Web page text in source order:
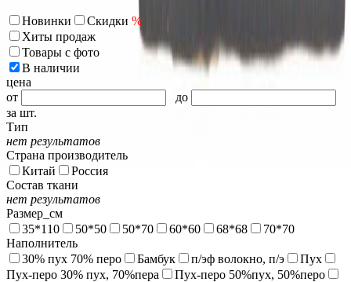
Новинки Скидки %
Хиты продаж
Товары с фото
В наличии
цена
от
до
за шт.
Тип
нет результатов
Страна производитель
Китай
Россия
Состав ткани
нет результатов
Размер_см
35*110
50*50 50*70 60*60 68*68
70*70
Наполнитель
30% пух 70% перо
Бамбук п/эф волокно, п/э
Пух
Пух-перо 30% пух, 70%пера
Пух-перо 50%пух, 50%перо